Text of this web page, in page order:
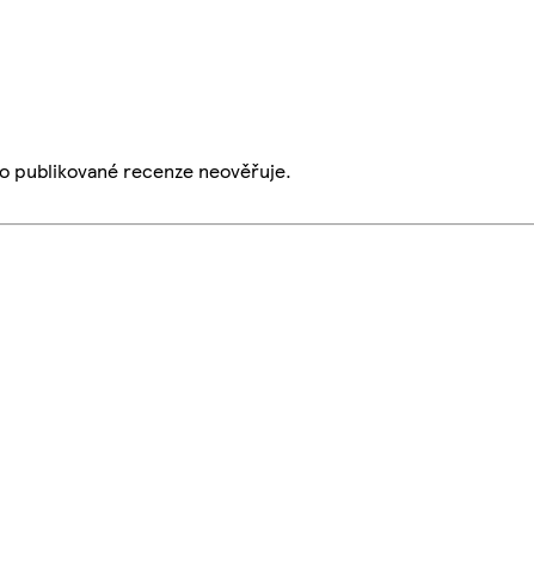
publikované recenze neověřuje.